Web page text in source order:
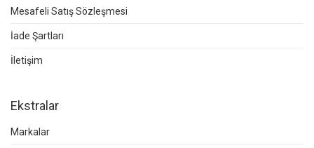
Mesafeli Satış Sözleşmesi
İade Şartları
İletişim
Ekstralar
Markalar